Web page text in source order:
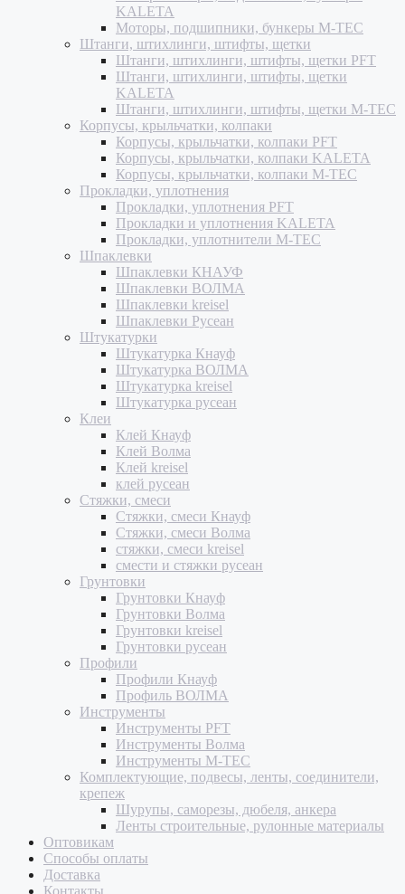
KALETA
Моторы, подшипники, бункеры M-TEC
Штанги, штихлинги, штифты, щетки
Штанги, штихлинги, штифты, щетки PFT
Штанги, штихлинги, штифты, щетки
KALETA
Штанги, штихлинги, штифты, щетки M-TEC
Корпусы, крыльчатки, колпаки
Корпусы, крыльчатки, колпаки PFT
Корпусы, крыльчатки, колпаки KALETA
Корпусы, крыльчатки, колпаки M-TEC
Прокладки, уплотнения
Прокладки, уплотнения PFT
Прокладки и уплотнения KALETA
Прокладки, уплотнители M-TEC
Шпаклевки
Шпаклевки КНАУФ
Шпаклевки ВОЛМА
Шпаклевки kreisel
Шпаклевки Русеан
Штукатурки
Штукатурка Кнауф
Штукатурка ВОЛМА
Штукатурка kreisel
Штукатурка русеан
Клеи
Клей Кнауф
Клей Волма
Клей kreisel
клей русеан
Стяжки, смеси
Стяжки, смеси Кнауф
Стяжки, смеси Волма
стяжки, смеси kreisel
смести и стяжки русеан
Грунтовки
Грунтовки Кнауф
Грунтовки Волма
Грунтовки kreisel
Грунтовки русеан
Профили
Профили Кнауф
Профиль ВОЛМА
Инструменты
Инструменты PFT
Инструменты Волма
Инструменты M-TEC
Комплектующие, подвесы, ленты, соединители,
крепеж
Шурупы, саморезы, дюбеля, анкера
Ленты строительные, рулонные материалы
Оптовикам
Способы оплаты
Доставка
Контакты